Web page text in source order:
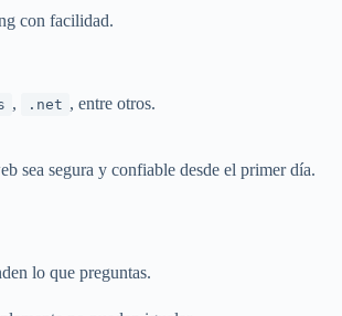
con facilidad.
, .net , entre otros.
sea segura y confiable desde el primer día.
lo que preguntas.